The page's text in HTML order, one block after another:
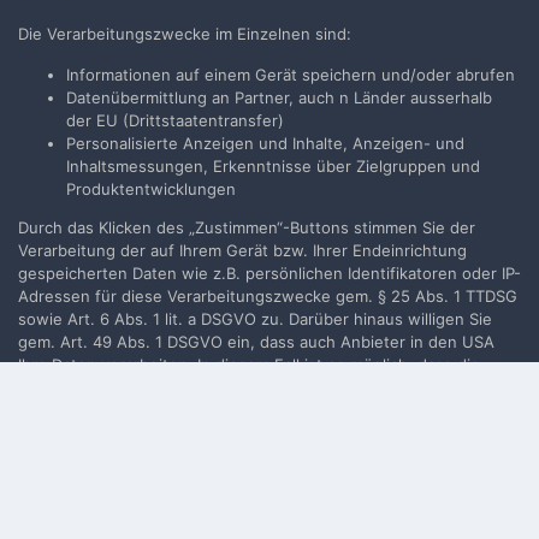
Neues Benutzerkonto für unsere Community erstellen. Es
Neues Benutzerkonto erstellen
Anmelden
Jetzt anmelden
Die Verarbeitungszwecke im Einzelnen sind:
Informationen auf einem Gerät speichern und/oder abrufen
Datenübermittlung an Partner, auch n Länder ausserhalb
der EU (Drittstaatentransfer)
Personalisierte Anzeigen und Inhalte, Anzeigen- und
Inhaltsmessungen, Erkenntnisse über Zielgruppen und
Produktentwicklungen
Durch das Klicken des „Zustimmen“-Buttons stimmen Sie der
Verarbeitung der auf Ihrem Gerät bzw. Ihrer Endeinrichtung
gespeicherten Daten wie z.B. persönlichen Identifikatoren oder IP-
Adressen für diese Verarbeitungszwecke gem. § 25 Abs. 1 TTDSG
sowie Art. 6 Abs. 1 lit. a DSGVO zu. Darüber hinaus willigen Sie
gem. Art. 49 Abs. 1 DSGVO ein, dass auch Anbieter in den USA
Ihre Daten verarbeiten. In diesem Fall ist es möglich, dass die